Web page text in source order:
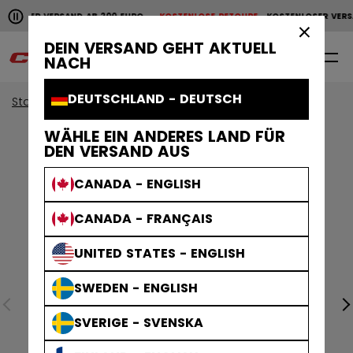
DEIN VERSAND GEHT AKTUELL
NACH
DEUTSCHLAND - DEUTSCH
WÄHLE EIN ANDERES LAND FÜR
DEN VERSAND AUS
CANADA - ENGLISH
CANADA - FRANÇAIS
UNITED STATES - ENGLISH
SWEDEN - ENGLISH
SVERIGE - SVENSKA
Horizontale Bildlaufanimation anhalten.
VERSAND AB 200 EUROKOSTENLOSE RETOURE KOSTENLOSER
KOSTENLOSER VERSAND AB 200 EURO KOSTENLOSE
0
Start Bekleidung